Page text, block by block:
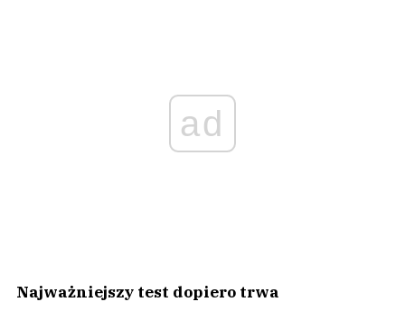
ad
Najważniejszy test dopiero trwa